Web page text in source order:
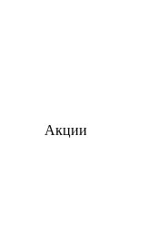
Акции